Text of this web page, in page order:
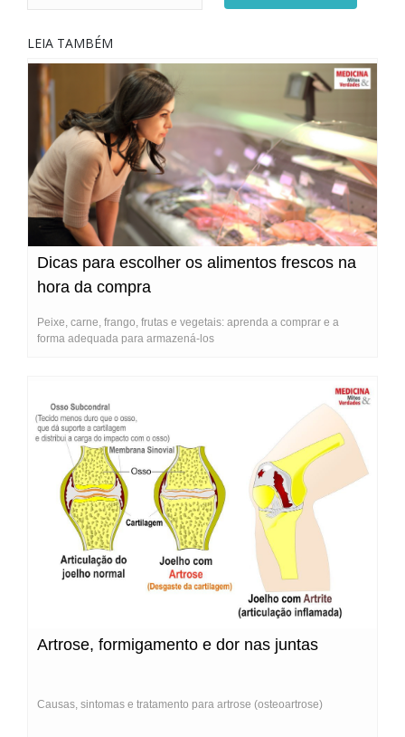
LEIA TAMBÉM
Dicas para escolher os alimentos frescos na
hora da compra
Peixe, carne, frango, frutas e vegetais: aprenda a comprar e a
forma adequada para armazená-los
Artrose, formigamento e dor nas juntas
Causas, sintomas e tratamento para artrose (osteoartrose)